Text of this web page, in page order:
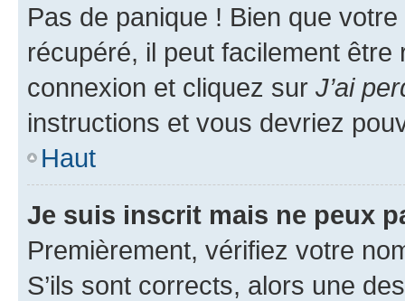
Pas de panique ! Bien que
récupéré, il peut facilement
connexion et cliquez sur J’ai
instructions et vous devriez
Haut
Je suis inscrit mais ne peux
Premièrement, vérifiez votre
S’ils sont corrects, alors une